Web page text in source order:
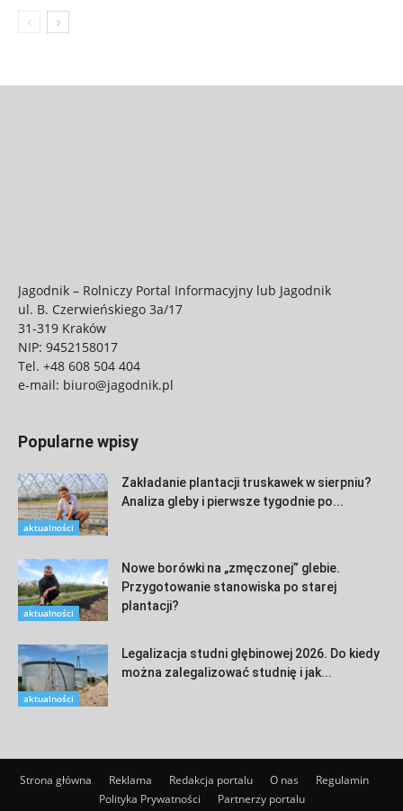
Jagodnik – Rolniczy Portal Informacyjny lub Jagodnik
ul. B. Czerwieńskiego 3a/17
31-319 Kraków
NIP: 9452158017
Tel. +48 608 504 404
e-mail: biuro@jagodnik.pl
Popularne wpisy
aktualności
Zakładanie plantacji truskawek w sierpniu?
Analiza gleby i pierwsze tygodnie po...
aktualności
Nowe borówki na „zmęczonej” glebie.
Przygotowanie stanowiska po starej
plantacji?
aktualności
Legalizacja studni głębinowej 2026. Do kiedy
można zalegalizować studnię i jak...
Strona główna Reklama Redakcja portalu O nas
Regulamin
Polityka Prywatności
Partnerzy portalu